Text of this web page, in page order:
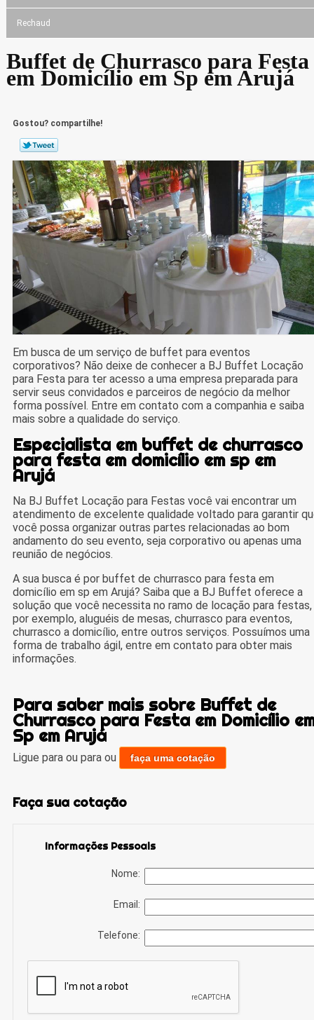
Rechaud
Buffet de Churrasco para Festa
em Domicílio em Sp em Arujá
Gostou? compartilhe!
Em busca de um serviço de buffet para eventos
corporativos? Não deixe de conhecer a BJ Buffet Locação
para Festa para ter acesso a uma empresa preparada para
servir seus convidados e parceiros de negócio da melhor
forma possível. Entre em contato com a companhia e saiba
mais sobre a qualidade do serviço.
Especialista em buffet de churrasco
para festa em domicílio em sp em
Arujá
Na BJ Buffet Locação para Festas você vai encontrar um
atendimento de excelente qualidade voltado para garantir
você possa organizar outras partes relacionadas ao bom
andamento do seu evento, seja corporativo ou apenas uma
reunião de negócios.
A sua busca é por buffet de churrasco para festa em
domicílio em sp em Arujá? Saiba que a BJ Buffet oferece a
solução que você necessita no ramo de locação para festas,
por exemplo, aluguéis de mesas, churrasco para eventos,
churrasco a domicílio, entre outros serviços. Possuímos uma
forma de trabalho ágil, entre em contato para obter mais
informações.
Para saber mais sobre Buffet de
Churrasco para Festa em Domicílio
Sp em Arujá
Ligue para ou para ou faça uma cotação
Faça sua cotação
Informações Pessoais
Nome:
Email:
Telefone: